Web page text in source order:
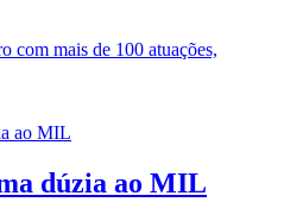
com mais de 100 atuações,
dúzia ao MIL